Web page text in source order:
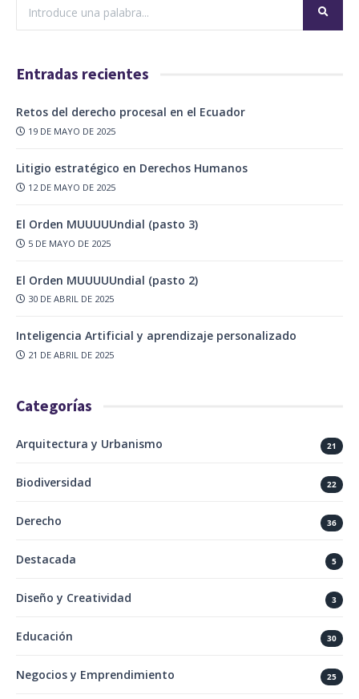
Entradas recientes
Retos del derecho procesal en el Ecuador
19 DE MAYO DE 2025
Litigio estratégico en Derechos Humanos
12 DE MAYO DE 2025
El Orden MUUUUUndial (pasto 3)
5 DE MAYO DE 2025
El Orden MUUUUUndial (pasto 2)
30 DE ABRIL DE 2025
Inteligencia Artificial y aprendizaje personalizado
21 DE ABRIL DE 2025
Categorías
Arquitectura y Urbanismo 21
Biodiversidad 22
Derecho 36
Destacada 5
Diseño y Creatividad 3
Educación 30
Negocios y Emprendimiento 25